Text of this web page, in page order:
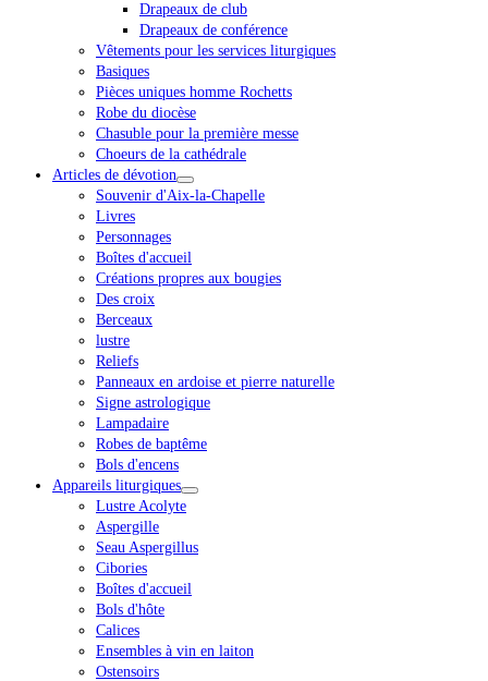
Drapeaux de club
Drapeaux de conférence
Vêtements pour les services liturgiques
Basiques
Pièces uniques homme Rochetts
Robe du diocèse
Chasuble pour la première messe
Choeurs de la cathédrale
Articles de dévotion
Souvenir d'Aix-la-Chapelle
Livres
Personnages
Boîtes d'accueil
Créations propres aux bougies
Des croix
Berceaux
lustre
Reliefs
Panneaux en ardoise et pierre naturelle
Signe astrologique
Lampadaire
Robes de baptême
Bols d'encens
Appareils liturgiques
Lustre Acolyte
Aspergille
Seau Aspergillus
Cibories
Boîtes d'accueil
Bols d'hôte
Calices
Ensembles à vin en laiton
Ostensoirs